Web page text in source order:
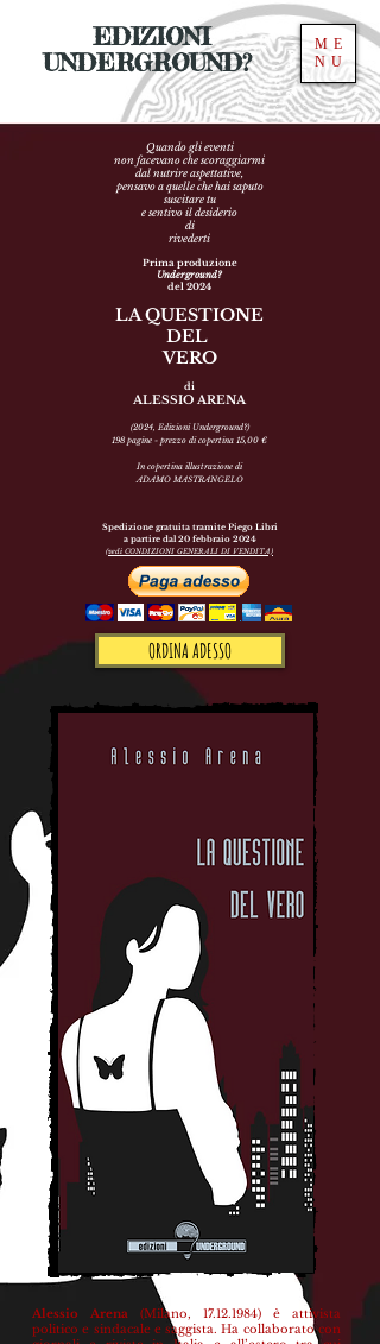
EDIZIONI
UNDERGROUND?
ME
NU
Quando gli eventi
non facevano che scoraggiarmi
dal nutrire aspettative,
pensavo a quelle che hai saputo
suscitare tu
e sentivo il desiderio
di
rivederti
Prima produzione
Underground?
del 2024
LA QUESTIONE
DEL
VERO
di
ALESSIO ARENA
(2024, Edizioni Underground?)
198 pagine - prezzo di copertina 15,00 €
In copertina illustrazione di
ADAMO MASTRANGELO
Spedizione gratuita tramite Piego Libri
a partire dal 20 febbraio 2024
(vedi CONDIZIONI GENERALI DI VENDITA)
ORDINA ADESSO
Alessio Arena (Milano, 17.12.1984) è attivista
politico e sindacale e saggista. Ha collaborato con